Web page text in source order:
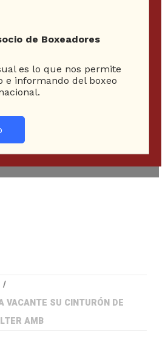
VACANTE SU CINTURÓN DE
AMB
de Boxeadores
es lo que nos permite
e informando del boxeo